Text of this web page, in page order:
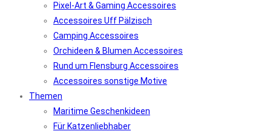
Pixel-Art & Gaming Accessoires
Accessoires Uff Pälzisch
Camping Accessoires
Orchideen & Blumen Accessoires
Rund um Flensburg Accessoires
Accessoires sonstige Motive
Themen
Maritime Geschenkideen
Für Katzenliebhaber